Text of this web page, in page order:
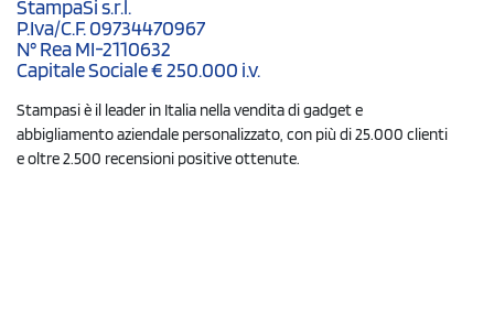
StampaSi s.r.l.
P.Iva/C.F. 09734470967
N° Rea MI-2110632
Capitale Sociale € 250.000 i.v.
Stampasi è il leader in Italia nella vendita di gadget e
abbigliamento aziendale personalizzato, con più di 25.000 clienti
e oltre 2.500 recensioni positive ottenute.